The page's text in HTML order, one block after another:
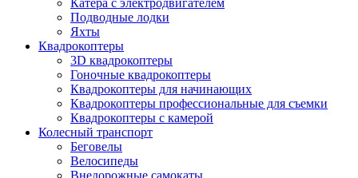
Катера с электродвигателем
Подводные лодки
Яхты
Квадрокоптеры
3D квадрокоптеры
Гоночные квадрокоптеры
Квадрокоптеры для начинающих
Квадрокоптеры профессиональные для съемки
Квадрокоптеры с камерой
Колесный транспорт
Беговелы
Велосипеды
Внедорожные самокаты